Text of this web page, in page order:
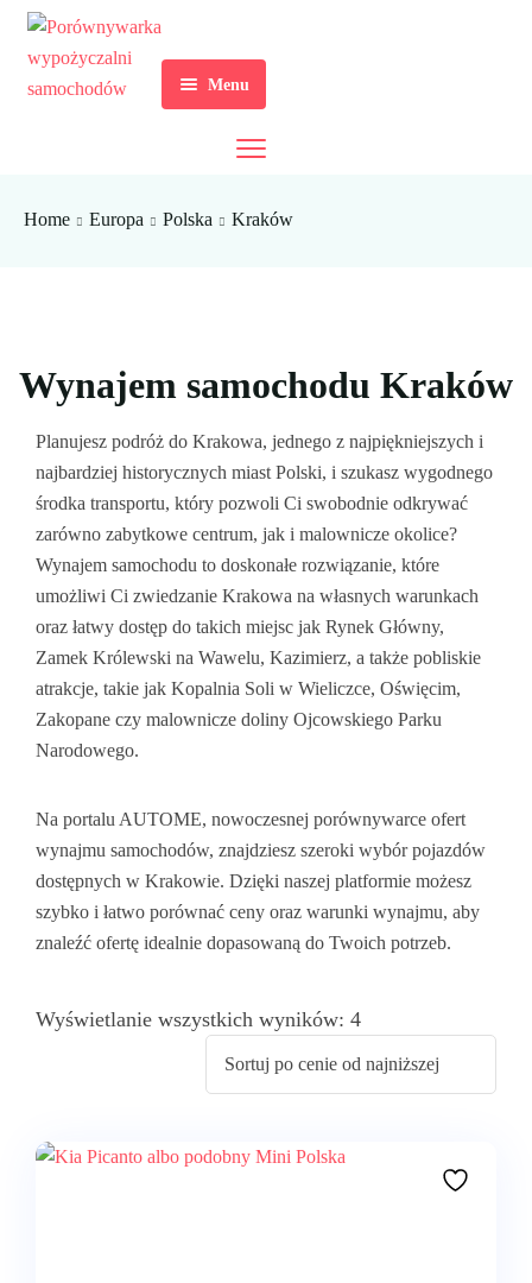
Menu
Rijeka
Split
Zagrzeb
Zadar
Ateny
Faliraki
Egina
Preweza
Zakintos
Santorini
Rodos
Korfu
Hiszpania
Alicante
Barcelona
Bilbao
Girona
Madryt
Malaga
Walencja
Fuerteventura
Gran Canaria
Polska
Bydgoszcz
Gdańsk
Katowice
Kraków
Łódź
Olsztyn
Poznań
Rzeszów
Floryda
Kalifornia
Australia
Nowa Zelandia
Travel Tips
Aktualności
Samochody Z Chin
Ubezpieczenia
KsiegowaFirm.pl
Home Europa Polska Kraków
Wynajem samochodu Kraków
Planujesz podróż do Krakowa, jednego z najpiękniejszych i
najbardziej historycznych miast Polski, i szukasz wygodnego
środka transportu, który pozwoli Ci swobodnie odkrywać
zarówno zabytkowe centrum, jak i malownicze okolice?
Wynajem samochodu to doskonałe rozwiązanie, które
umożliwi Ci zwiedzanie Krakowa na własnych warunkach
oraz łatwy dostęp do takich miejsc jak Rynek Główny,
Zamek Królewski na Wawelu, Kazimierz, a także pobliskie
atrakcje, takie jak Kopalnia Soli w Wieliczce, Oświęcim,
Zakopane czy malownicze doliny Ojcowskiego Parku
Narodowego.
Na portalu AUTOME, nowoczesnej porównywarce ofert
wynajmu samochodów, znajdziesz szeroki wybór pojazdów
dostępnych w Krakowie. Dzięki naszej platformie możesz
szybko i łatwo porównać ceny oraz warunki wynajmu, aby
znaleźć ofertę idealnie dopasowaną do Twoich potrzeb.
Wyświetlanie wszystkich wyników: 4